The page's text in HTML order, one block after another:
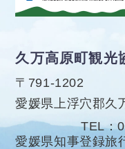
久万高原町観光
〒791-1202
愛媛県上浮穴郡久
TEL
愛媛県知事登録旅